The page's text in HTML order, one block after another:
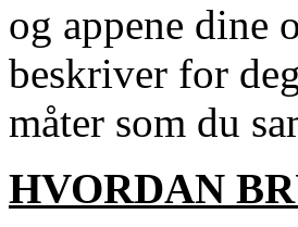
og appene dine
beskriver for
måter som du
HVORDAN